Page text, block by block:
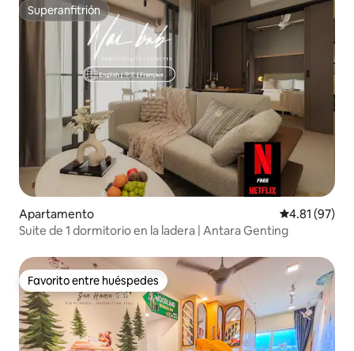
Superanfitrión
Superanfitrión
Apartamento Calificación
4.81 (97)
Suite de 1 dormitorio en la ladera | Antara Genting
Favorito entre huéspedes
Favorito entre huéspedes